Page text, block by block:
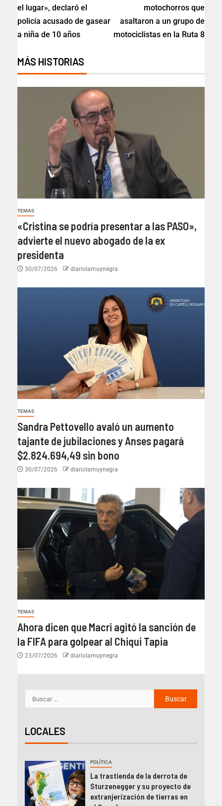
el lugar», declaró el
policía acusado de gasear
a niña de 10 años
motochorros que
asaltaron a un grupo de
motociclistas en la Ruta 8
MÁS HISTORIAS
TEMAS
«Cristina se podría presentar a las PASO»,
advierte el nuevo abogado de la ex
presidenta
30/07/2026 diariolamuynegra
TEMAS
Sandra Pettovello avaló un aumento
tajante de jubilaciones y Anses pagará
$2.824.694,49 sin bono
30/07/2026 diariolamuynegra
TEMAS
Ahora dicen que Macri agitó la sanción de
la FIFA para golpear al Chiqui Tapia
23/07/2026 diariolamuynegra
LOCALES
POLÍTICA
La trastienda de la derrota de
Sturzenegger y su proyecto de
extranjerización de tierras en